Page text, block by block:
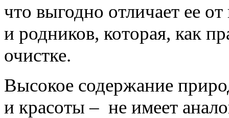
что выгодно отличает ее
и родников, которая, как
очистке.
Высокое содержание
и красоты – не имеет